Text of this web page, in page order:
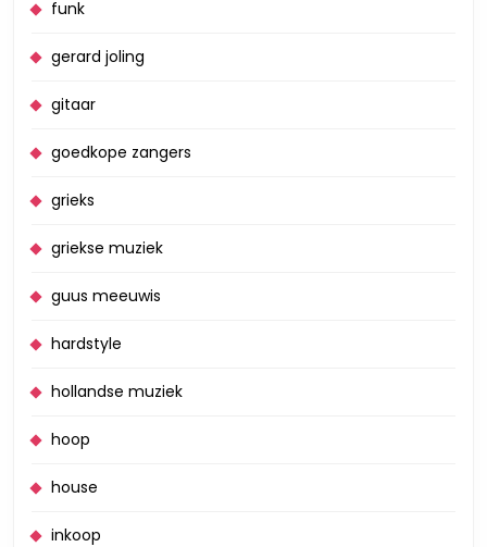
funk
gerard joling
gitaar
goedkope zangers
grieks
griekse muziek
guus meeuwis
hardstyle
hollandse muziek
hoop
house
inkoop